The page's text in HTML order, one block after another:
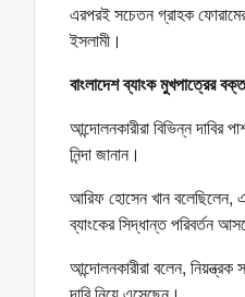
এরপরই সচেতন গ্রাহক ফোরামের
ইসলামী।
বাংলাদেশ ব্যাংক মুখপাত্রের
আন্দোলনকারীরা বিভিন্ন দাবির
নিন্দা জানান।
আরিফ হোসেন খান বলেছিলেন,
ব্যাংকের সিদ্ধান্ত পরিবর্তন
আন্দোলনকারীরা বলেন,